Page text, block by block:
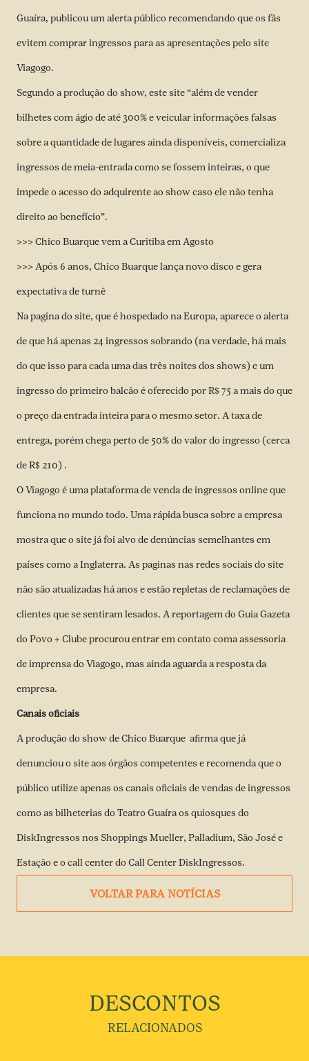
Guaíra, publicou um alerta público recomendando que os fãs
evitem comprar ingressos para as apresentações pelo site
Viagogo.
Segundo a produção do show, este site “além de vender
bilhetes com ágio de até 300% e veicular informações falsas
sobre a quantidade de lugares ainda disponíveis, comercializa
ingressos de meia-entrada como se fossem inteiras, o que
impede o acesso do adquirente ao show caso ele não tenha
direito ao benefício”.
>>> Chico Buarque vem a Curitiba em Agosto
>>> Após 6 anos, Chico Buarque lança novo disco e gera
expectativa de turnê
Na pagina do site, que é hospedado na Europa, aparece o alerta
de que há apenas 24 ingressos sobrando (na verdade, há mais
do que isso para cada uma das três noites dos shows) e um
ingresso do primeiro balcão é oferecido por R$ 75 a mais do que
o preço da entrada inteira para o mesmo setor. A taxa de
entrega, porém chega perto de 50% do valor do ingresso (cerca
de R$ 210) .
O Viagogo é uma plataforma de venda de ingressos online que
funciona no mundo todo. Uma rápida busca sobre a empresa
mostra que o site já foi alvo de denúncias semelhantes em
países como a Inglaterra. As paginas nas redes sociais do site
não são atualizadas há anos e estão repletas de reclamações de
clientes que se sentiram lesados. A reportagem do Guia Gazeta
do Povo + Clube procurou entrar em contato coma assessoria
de imprensa do Viagogo, mas ainda aguarda a resposta da
empresa.
Canais oficiais
A produção do show de Chico Buarque afirma que já
denunciou o site aos órgãos competentes e recomenda que o
público utilize apenas os canais oficiais de vendas de ingressos
como as bilheterias do Teatro Guaíra os quiosques do
DiskIngressos nos Shoppings Mueller, Palladium, São José e
Estação e o call center do Call Center DiskIngressos.
VOLTAR PARA NOTÍCIAS
DESCONTOS
RELACIONADOS